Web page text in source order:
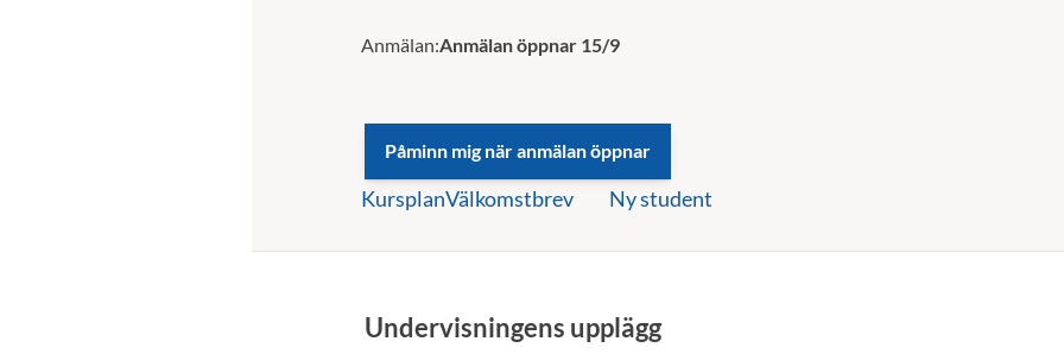
Anmälan:Anmälan öppnar 15/9
KursplanVälkomstbrev Ny student
Undervisningens upplägg